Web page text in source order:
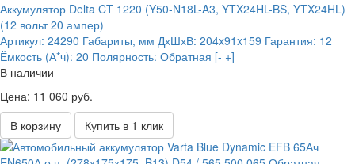
Аккумулятор Delta CT 1220 (Y50-N18L-A3, YTX24HL-BS, YTX24HL)
(12 вольт 20 ампер)
Артикул: 24290 Габариты, мм ДхШхВ: 204x91x159 Гарантия: 12
Ёмкость (А*ч): 20 Полярность: Обратная [- +]
В наличии
Цена: 11 060 руб.
В корзину
Купить в 1 клик